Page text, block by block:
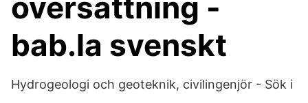
översättning -
bab.la svenskt
Hydrogeologi och geoteknik, civilingenjör - Sök i